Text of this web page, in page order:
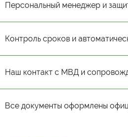
Персональный менеджер и
Контроль сроков и
Наш контакт с МВД и
Все документы оформлены